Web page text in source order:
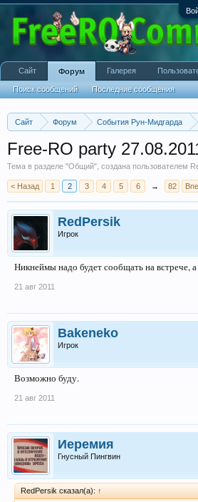
Сайт Форум События Рун-Мидгарда
Free-RO party
Тема в разделе "Общий", создана пользователем
< Назад 1 2 3 4 5 6 → 82
RedPersik
Игрок
Никнеймы надо будет сообщать на встрече,
21 авг 2011
Bakeneko
Игрок
Возможно буду.
21 авг 2011
Иеремия
Гнусный Пингвин
RedPersik сказал(а): ↑
Сайт Форум
Поиск сообщений Последние сообщения
Галерея